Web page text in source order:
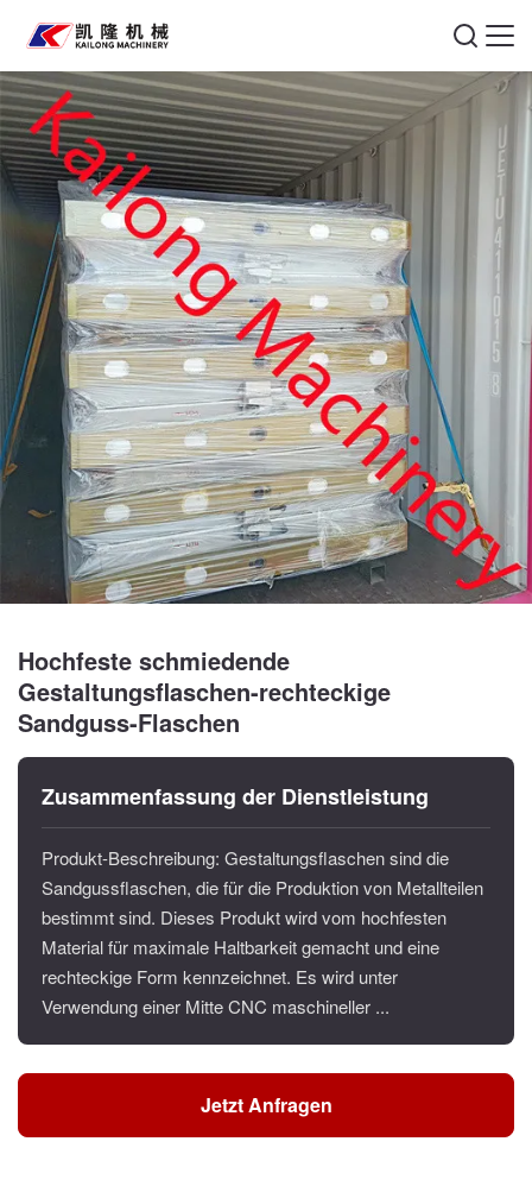
Hochfeste schmiedende
Gestaltungsflaschen-rechteckige
Sandguss-Flaschen
Zusammenfassung der Dienstleistung
Produkt-Beschreibung: Gestaltungsflaschen sind die
Sandgussflaschen, die für die Produktion von Metallteilen
bestimmt sind. Dieses Produkt wird vom hochfesten
Material für maximale Haltbarkeit gemacht und eine
rechteckige Form kennzeichnet. Es wird unter
Verwendung einer Mitte CNC maschineller ...
Jetzt Anfragen